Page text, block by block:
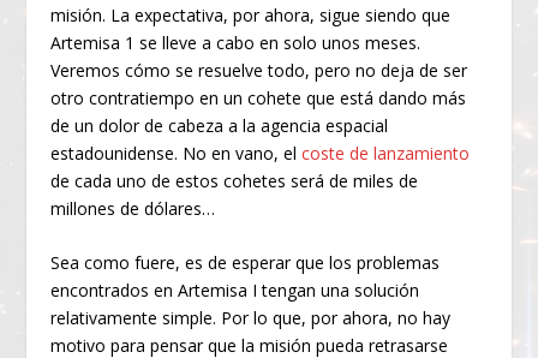
misión. La expectativa, por ahora, sigue siendo que
Artemisa 1 se lleve a cabo en solo unos meses.
Veremos cómo se resuelve todo, pero no deja de ser
otro contratiempo en un cohete que está dando más
de un dolor de cabeza a la agencia espacial
estadounidense. No en vano, elcoste de lanzamiento
de cada uno de estos cohetes será de miles de
millones de dólares…
Sea como fuere, es de esperar que los problemas
encontrados en Artemisa I tengan una solución
relativamente simple. Por lo que, por ahora, no hay
motivo para pensar que la misión pueda retrasarse